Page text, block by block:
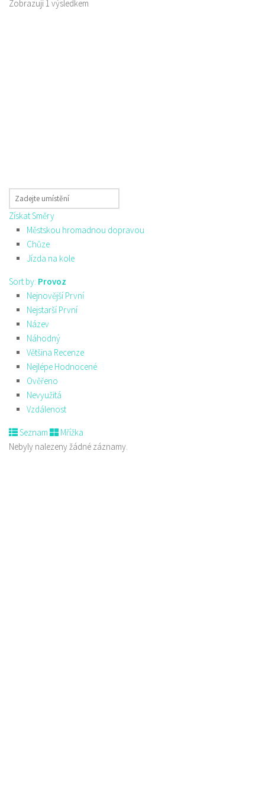
Zobrazuji 1 výsledkem
Získat Směry
Městskou hromadnou dopravou
Chůze
Jízda na kole
Sort by: Provoz
Nejnovější První
Nejstarší První
Název
Náhodný
Většina Recenze
Nejlépe Hodnocené
Ověřeno
Nevyužitá
Vzdálenost
Seznam
Mřížka
Nebyly nalezeny žádné záznamy.